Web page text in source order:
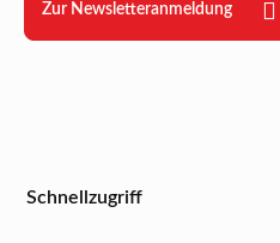
Zur Newsletteranmeldung
Schnellzugriff